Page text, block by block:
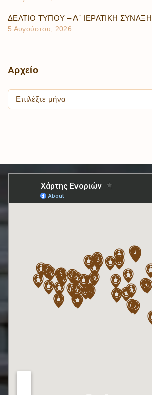
ΔΕΛΤΙΟ ΤΥΠΟΥ – Α΄ ΙΕΡΑΤΙΚΗ ΣΥΝΑΞΗ
5 Αυγούστου, 2026
Αρχείο